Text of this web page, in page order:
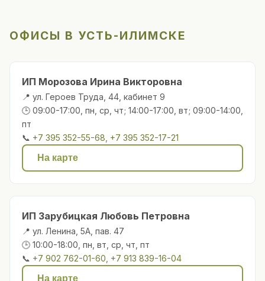
ОФИСЫ В УСТЬ-ИЛИМСКЕ
ИП Морозова Ирина Викторовна
📍 ул. Героев Труда, 44, кабинет 9
🕒 09:00-17:00, пн, ср, чт; 14:00-17:00, вт; 09:00-14:00,
пт
📞 +7 395 352-55-68, +7 395 352-17-21
На карте
ИП Зарубицкая Любовь Петровна
📍 ул. Ленина, 5А, пав. 47
🕒 10:00-18:00, пн, вт, ср, чт, пт
📞 +7 902 762-01-60, +7 913 839-16-04
На карте